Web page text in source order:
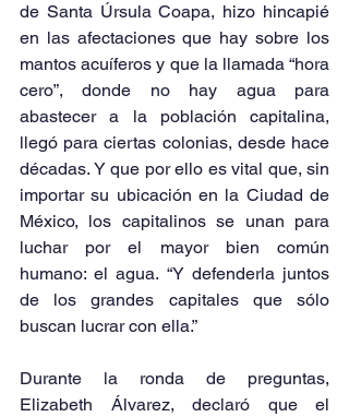
de Santa Úrsula Coapa, hizo hincapié
en las afectaciones que hay sobre los
mantos acuíferos y que la llamada “hora
cero”, donde no hay agua para
abastecer a la población capitalina,
llegó para ciertas colonias, desde hace
décadas. Y que por ello es vital que, sin
importar su ubicación en la Ciudad de
México, los capitalinos se unan para
luchar por el mayor bien común
humano: el agua. “Y defenderla juntos
de los grandes capitales que sólo
buscan lucrar con ella.”
Durante la ronda de preguntas,
Elizabeth Álvarez, declaró que el